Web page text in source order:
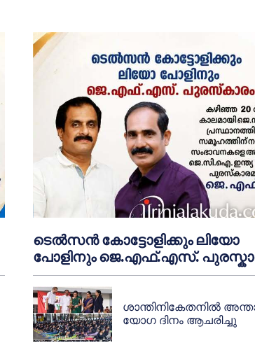
ടെൽസൻ കോട്ടോളിക്കും ലിയോ
പോളിനും ജെ.എഫ്.എസ്.
ശാന്തിനികേതനിൽ
യോഗ ദിനം ആചരിച്ചു